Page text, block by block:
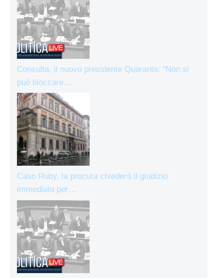
Consulta, il nuovo presidente Quaranta: "Non si
può bloccare…
Caso Ruby, la procura chiederà il giudizio
immediato per…